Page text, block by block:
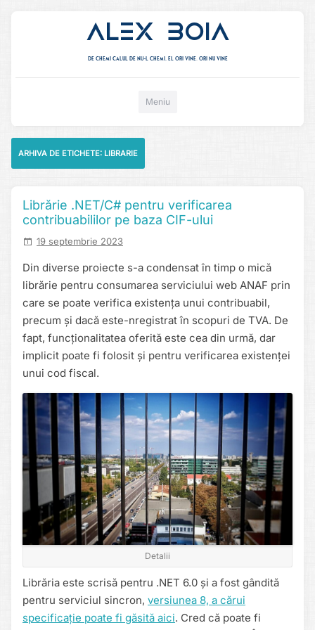
Alex Boia
De chemi calul de nu-l chemi, el ori vine. ori nu vine
Meniu
ARHIVA DE ETICHETE: LIBRARIE
Librărie .NET/C# pentru verificarea
contribuabililor pe baza CIF-ului
19 septembrie 2023
Din diverse proiecte s-a condensat în timp o mică
librărie pentru consumarea serviciului web ANAF prin
care se poate verifica existența unui contribuabil,
precum și dacă este-nregistrat în scopuri de TVA. De
fapt, funcționalitatea oferită este cea din urmă, dar
implicit poate fi folosit și pentru verificarea existenței
unui cod fiscal.
Detalii
Librăria este scrisă pentru .NET 6.0 și a fost gândită
pentru serviciul sincron, versiunea 8, a cărui
specificație poate fi găsită aici. Cred că poate fi